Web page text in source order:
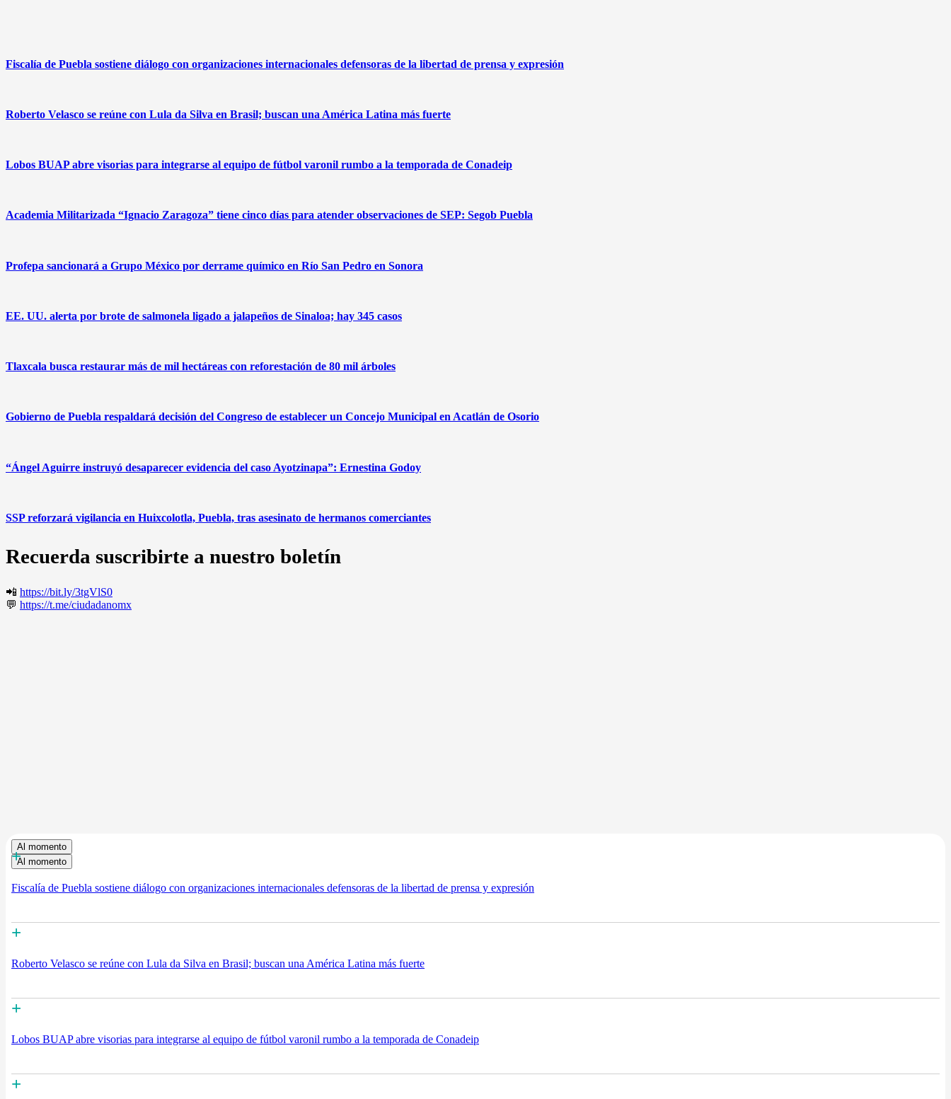
Fiscalía de Puebla sostiene diálogo con organizaciones internacionales defensoras de la libertad de prensa y expresión
Roberto Velasco se reúne con Lula da Silva en Brasil; buscan una América Latina más fuerte
Lobos BUAP abre visorias para integrarse al equipo de fútbol varonil rumbo a la temporada de Conadeip
Academia Militarizada “Ignacio Zaragoza” tiene cinco días para atender observaciones de SEP: Segob Puebla
Profepa sancionará a Grupo México por derrame químico en Río San Pedro en Sonora
EE. UU. alerta por brote de salmonela ligado a jalapeños de Sinaloa; hay 345 casos
Tlaxcala busca restaurar más de mil hectáreas con reforestación de 80 mil árboles
Gobierno de Puebla respaldará decisión del Congreso de establecer un Concejo Municipal en Acatlán de Osorio
“Ángel Aguirre instruyó desaparecer evidencia del caso Ayotzinapa”: Ernestina Godoy
SSP reforzará vigilancia en Huixcolotla, Puebla, tras asesinato de hermanos comerciantes
Recuerda suscribirte a nuestro boletín
📲 https://bit.ly/3tgVlS0
💬 https://t.me/ciudadanomx
Al momento
Al momento
+
Fiscalía de Puebla sostiene diálogo con organizaciones internacionales defensoras de la libertad de prensa y expresión
+
Roberto Velasco se reúne con Lula da Silva en Brasil; buscan una América Latina más fuerte
+
Lobos BUAP abre visorias para integrarse al equipo de fútbol varonil rumbo a la temporada de Conadeip
+